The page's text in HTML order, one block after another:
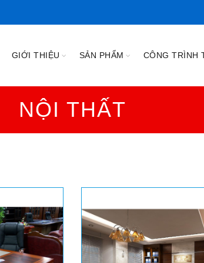
GIỚI THIỆU SẢN PHẨM CÔNG TRÌNH
NỘI THẤT